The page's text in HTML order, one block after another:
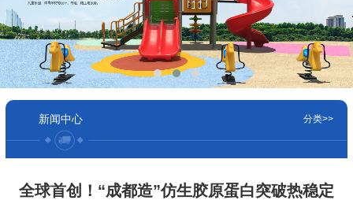
新闻中心 分类>>
全球首创！“成都造”仿生胶原蛋白突破热稳定